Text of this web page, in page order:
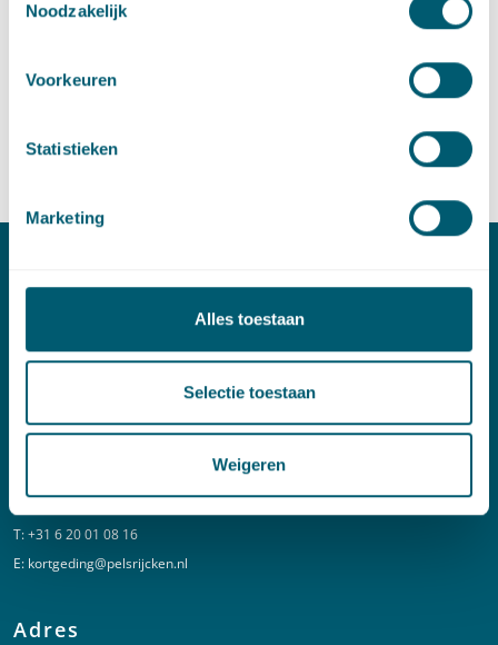
Noodzakelijk
Voorkeuren
Statistieken
Marketing
Alles toestaan
Selectie toestaan
Weigeren
Advocaat • partner
Bel naar Ephraim Dekkers
+31 70 515 3788
Contact
E:info@pelsrijcken.nl
Linkedin
Spoed (Buiten kantoortijden)
T:+31 6 20 01 08 16
E: kortgeding@pelsrijcken.nl
Adres